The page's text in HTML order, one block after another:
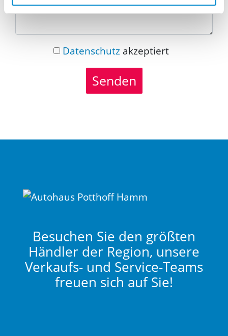
Datenschutzakzeptiert
Senden
Besuchen Sie den größten
Händler der Region, unsere
Verkaufs- und Service-Teams
freuen sich auf Sie!